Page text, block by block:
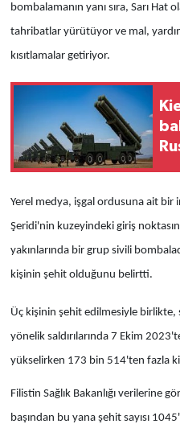
bombalamanın yanı sıra, Sarı Hat
tahribatlar yürütüyor ve mal,
kısıtlamalar getiriyor.
Yerel medya, işgal ordusuna ait bir
Şeridi'nin kuzeyindeki giriş
yakınlarında bir grup sivili
kişinin şehit olduğunu belirtti.
Üç kişinin şehit edilmesiyle birlikte,
yönelik saldırılarında 7 Ekim
yükselirken 173 bin 514'ten fazla
Filistin Sağlık Bakanlığı verilerine
başından bu yana şehit sayısı